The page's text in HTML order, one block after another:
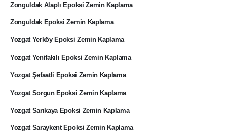
Zonguldak Alaplı Epoksi Zemin Kaplama
Zonguldak Epoksi Zemin Kaplama
Yozgat Yerköy Epoksi Zemin Kaplama
Yozgat Yenifakılı Epoksi Zemin Kaplama
Yozgat Şefaatli Epoksi Zemin Kaplama
Yozgat Sorgun Epoksi Zemin Kaplama
Yozgat Sarıkaya Epoksi Zemin Kaplama
Yozgat Saraykent Epoksi Zemin Kaplama